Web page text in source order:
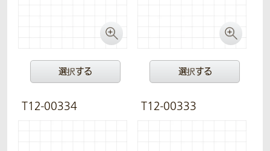
選択する 選択する
T12-00334 T12-00333